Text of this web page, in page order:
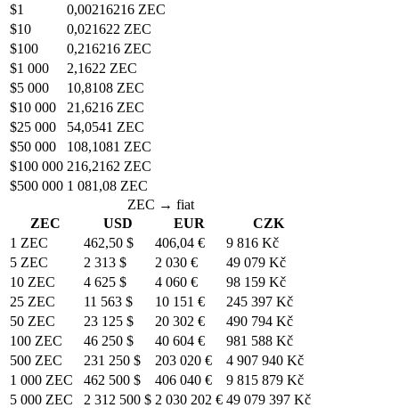
$1
0,00216216 ZEC
$10
0,021622 ZEC
$100
0,216216 ZEC
$1 000
2,1622 ZEC
$5 000
10,8108 ZEC
$10 000
21,6216 ZEC
$25 000
54,0541 ZEC
$50 000
108,1081 ZEC
$100 000 216,2162 ZEC
$500 000 1 081,08 ZEC
ZEC → fiat
ZEC
USD EUR
CZK
1 ZEC
462,50 $ 406,04 €
9 816 Kč
5 ZEC
2 313 $ 2 030 €
49 079 Kč
10 ZEC
4 625 $ 4 060 €
98 159 Kč
25 ZEC
11 563 $ 10 151 €
245 397 Kč
50 ZEC
23 125 $ 20 302 €
490 794 Kč
100 ZEC
46 250 $ 40 604 €
981 588 Kč
500 ZEC
231 250 $ 203 020 €
4 907 940 Kč
1 000 ZEC
462 500 $ 406 040 €
9 815 879 Kč
5 000 ZEC
2 312 500 $ 2 030 202 € 49 079 397 Kč